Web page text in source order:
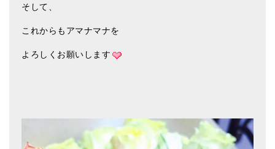
そして、
これからもアマナマナを
よろしくお願いします